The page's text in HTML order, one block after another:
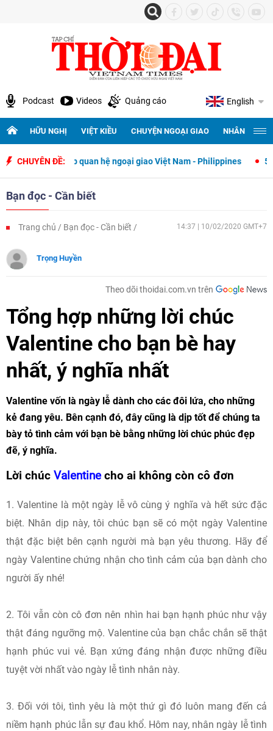
Podcast Videos Quảng cáo English
HỮU NGHỊ VIỆT KIỀU CHUYỆN NGOẠI GIAO NHÂN
CHUYÊN ĐỀ:
quan hệ ngoại giao Việt Nam - Philippines 500 ngày đêm tìm
Bạn đọc - Cần biết
Trang chủ Bạn đọc - Cần biết 14:37 | 10/02/2020 GMT+7
Trọng Huyền
Theo dõi thoidai.com.vn trên
Tổng hợp những lời chúc
Valentine cho bạn bè hay
nhất, ý nghĩa nhất
Valentine vốn là ngày lễ dành cho các đôi lứa, cho những
kẻ đang yêu. Bên cạnh đó, đây cũng là dịp tốt để chúng ta
bày tỏ tình cảm với bạn bè bằng những lời chúc phúc đẹp
đẽ, ý nghĩa.
Lời chúc Valentinecho ai không còn cô đơn
1. Valentine là một ngày lễ vô cùng ý nghĩa và hết sức đặc
biệt. Nhân dịp này, tôi chúc bạn sẽ có một ngày Valentine
thật đặc biệt bên cạnh người mà bạn yêu thương. Hãy để
ngày Valentine chứng nhận cho tình cảm của bạn dành cho
người ấy nhé!
2. Tôi vẫn còn cô đơn nên nhìn hai bạn hạnh phúc như vậy
thật đáng ngưỡng mộ. Valentine của bạn chắc chắn sẽ thật
hạnh phúc vui vẻ. Bạn xứng đáng nhận được những điều
tuyệt vời nhất vào ngày lễ tình nhân này.
3. Đối với tôi, tình yêu là một thứ gì đó luôn mang đến cả
niềm hạnh phúc lẫn sự đau khổ. Hôm nay, nhân ngày lễ tình